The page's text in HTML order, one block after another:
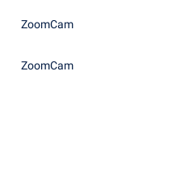
ZoomCam
ZoomCam